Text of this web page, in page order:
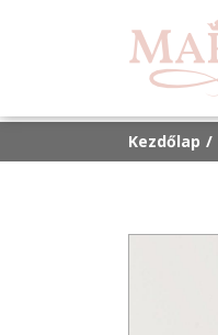
Kezdőlap